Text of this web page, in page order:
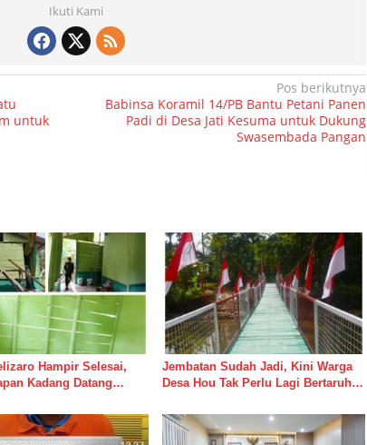
Ikuti Kami
untuk
Pos berikutnya
Babinsa Koramil 14/PB Bantu Petani Panen
Padi di Desa Jati Kesuma untuk Dukung
Swasembada Pangan
Hampir Selesai,
Kadang Datang
Jembatan Sudah Jadi, Kini Warga
Desa Hou Tak Perlu Lagi Bertaruh